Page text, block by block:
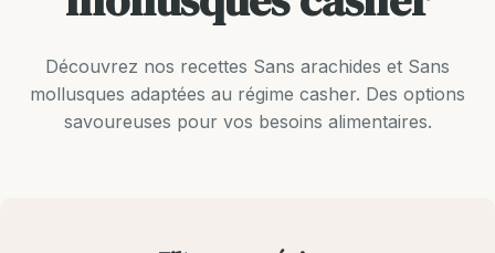
Découvrez nos recettes Sans arachides et Sans
mollusques adaptées au régime casher. Des options
savoureuses pour vos besoins alimentaires.